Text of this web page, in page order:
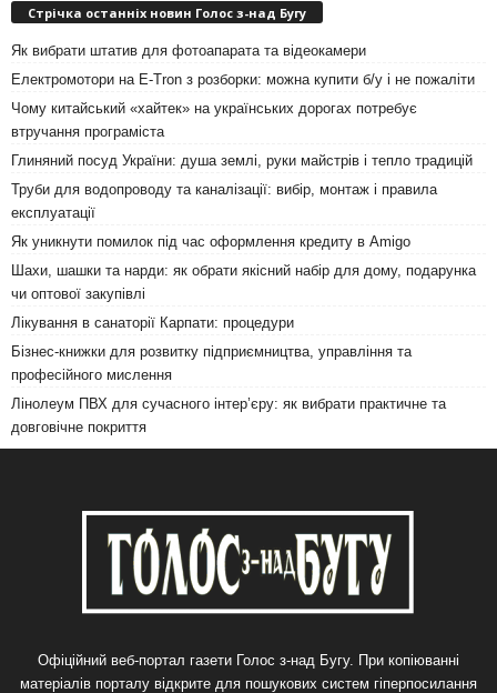
Стрічка останніх новин Голос з-над Бугу
Як вибрати штатив для фотоапарата та відеокамери
Електромотори на E-Tron з розборки: можна купити б/у і не пожаліти
Чому китайський «хайтек» на українських дорогах потребує
втручання програміста
Глиняний посуд України: душа землі, руки майстрів і тепло традицій
Труби для водопроводу та каналізації: вибір, монтаж і правила
експлуатації
Як уникнути помилок під час оформлення кредиту в Amigo
Шахи, шашки та нарди: як обрати якісний набір для дому, подарунка
чи оптової закупівлі
Лікування в санаторії Карпати: процедури
Бізнес-книжки для розвитку підприємництва, управління та
професійного мислення
Лінолеум ПВХ для сучасного інтер’єру: як вибрати практичне та
довговічне покриття
Офіційний веб-портал газети Голос з-над Бугу. При копіюванні
матеріалів порталу відкрите для пошукових систем гіперпосилання